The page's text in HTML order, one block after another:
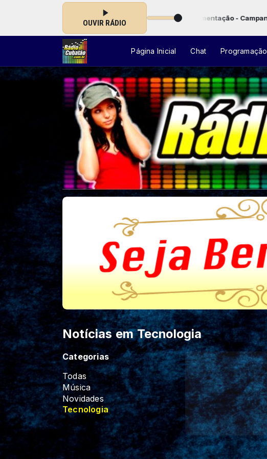
OUVIR RÁDIO
Tocando agora: Amamentação - Campanha oficial
Página Inicial Chat Programação
Notícias em Tecnologia
Categorias
Todas
Música
Novidades
Tecnologia